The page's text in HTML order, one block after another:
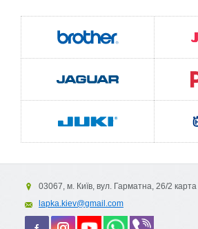
USB-кабель
Кришка голкової пластини для
Комплект листів з
Характеристики
03067, м. Київ, вул. Гарматна, 26/2 карта
lapka.kiev@gmail.com